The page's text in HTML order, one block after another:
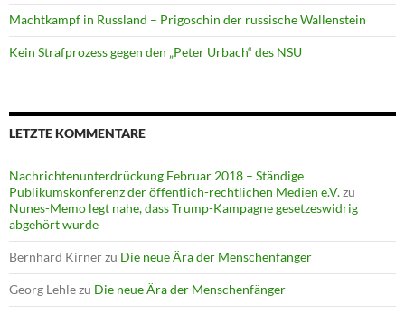
Machtkampf in Russland – Prigoschin der russische Wallenstein
Kein Strafprozess gegen den „Peter Urbach“ des NSU
LETZTE KOMMENTARE
Nachrichtenunterdrückung Februar 2018 – Ständige
Publikumskonferenz der öffentlich-rechtlichen Medien e.V.zu
Nunes-Memo legt nahe, dass Trump-Kampagne gesetzeswidrig
abgehört wurde
Bernhard Kirnerzu Die neue Ära der Menschenfänger
Georg Lehlezu Die neue Ära der Menschenfänger